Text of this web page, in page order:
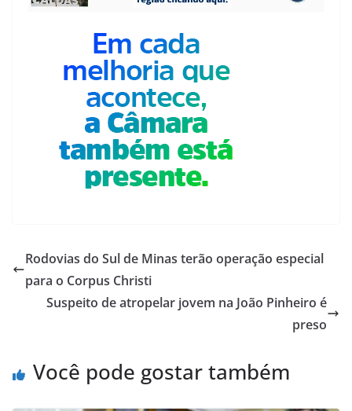
Rodovias do Sul de Minas terão operação especial
para o Corpus Christi
Suspeito de atropelar jovem na João Pinheiro é
preso
Você pode gostar também